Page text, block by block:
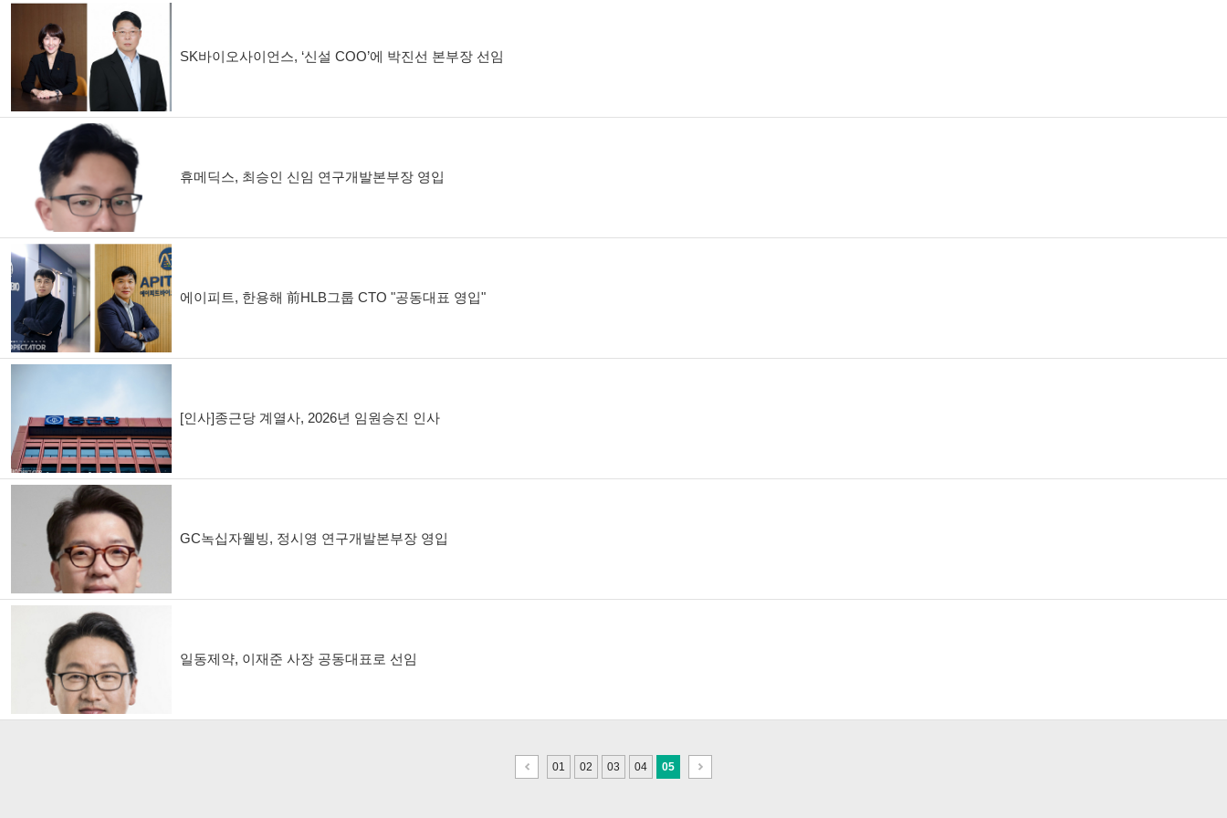
SK바이오사이언스, ‘신설 COO’에 박진선 본부장 선임
휴메딕스, 최승인 신임 연구개발본부장 영입
에이피트, 한용해 前HLB그룹 CTO "공동대표 영입"
[인사]종근당 계열사, 2026년 임원승진 인사
GC녹십자웰빙, 정시영 연구개발본부장 영입
일동제약, 이재준 사장 공동대표로 선임
이
전
01 02 03 04 05
다
음